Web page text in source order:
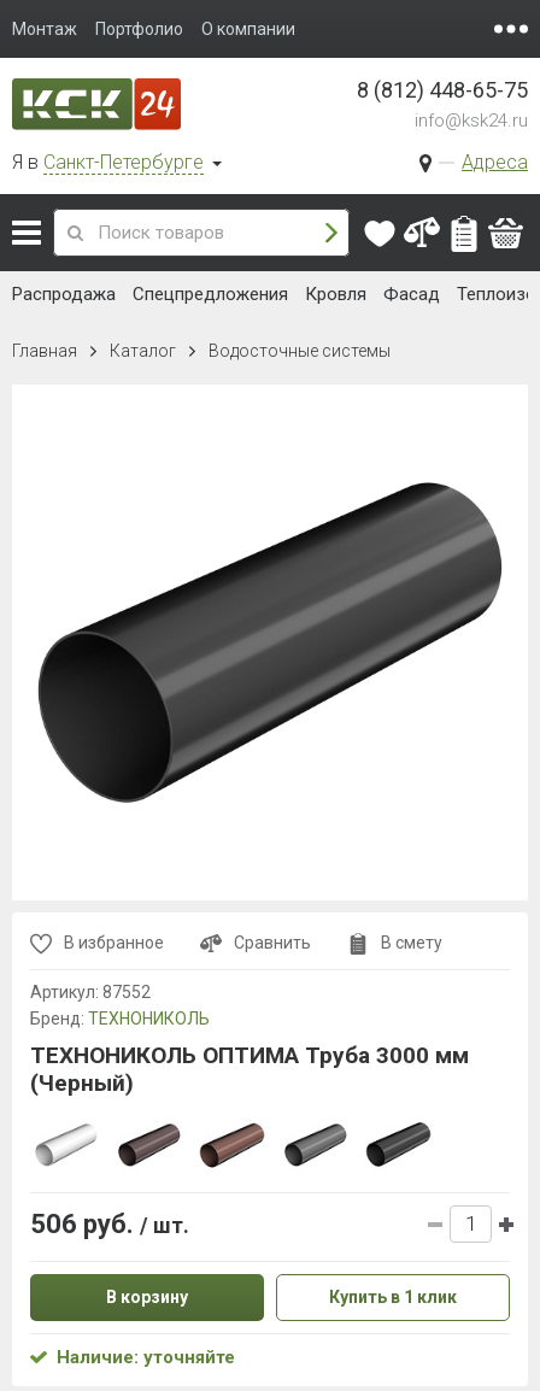
Монтаж Портфолио О компании
Я в Санкт-Петербурге Адреса
8 (812) 448-65-75
info@ksk24.ru
Распродажа Спецпредложения Кровля Фасад
Главная Каталог Водосточные системы
В избранное Сравнить В смету
Артикул: 87552
Бренд: ТЕХНОНИКОЛЬ
ТЕХНОНИКОЛЬ ОПТИМА Труба 3000 мм
(Черный)
506 руб. / шт.
В корзину Купить в 1 клик
Наличие: уточняйте